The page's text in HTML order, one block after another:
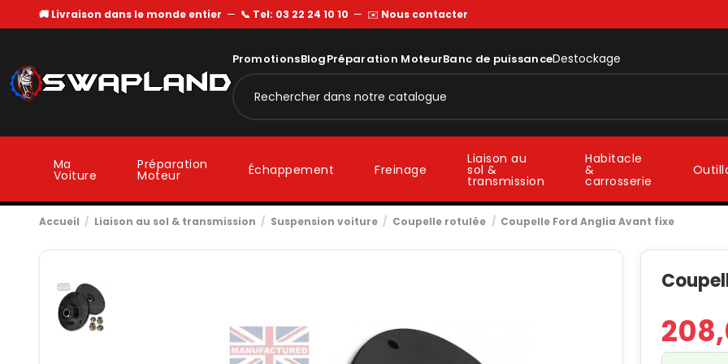
🚚 Livraison dans le monde entier — 📞 Tel: 03 22 24 10 10 — ✉️ Nous contacter
PromotionsBlogPréparation MoteurBanc de puissanceDestockage
Ma
Voiture
Préparation
Moteur Échappement Freinage
Liaison au
sol &
transmission
Habitacle
&
carrosserie
Accueil Liaison au sol & transmission Suspension voiture Coupelle rotulée Coupelle Ford Anglia Avant fixe